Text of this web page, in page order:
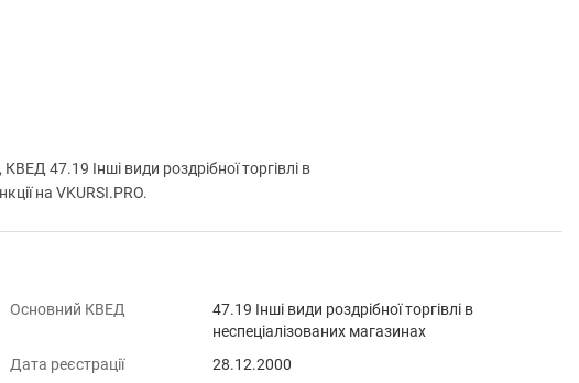
47.19 Інші види роздрібної торгівлі в
на VKURSI.PRO.
Основний КВЕД
47.19 Інші види роздрібної торгівлі в
неспеціалізованих магазинах
Дата реєстрації 28.12.2000